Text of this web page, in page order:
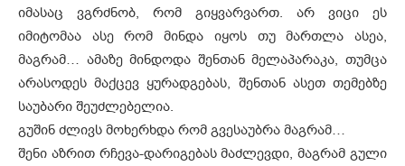
იმასაც ვგრძნობ, რომ გიყვარვართ. არ ვიცი ეს
იმიტომაა ასე რომ მინდა იყოს თუ მართლა ასეა,
მაგრამ… ამაზე მინდოდა შენთან მელაპარაკა, თუმცა
არასოდეს მაქცევ ყურადგებას, შენთან ასეთ თემებზე
საუბარი შეუძლებელია.
გუშინ ძლივს მოხერხდა რომ გვესაუბრა მაგრამ…
შენი აზრით რჩევა-დარიგებას მაძლევდი, მაგრამ გული